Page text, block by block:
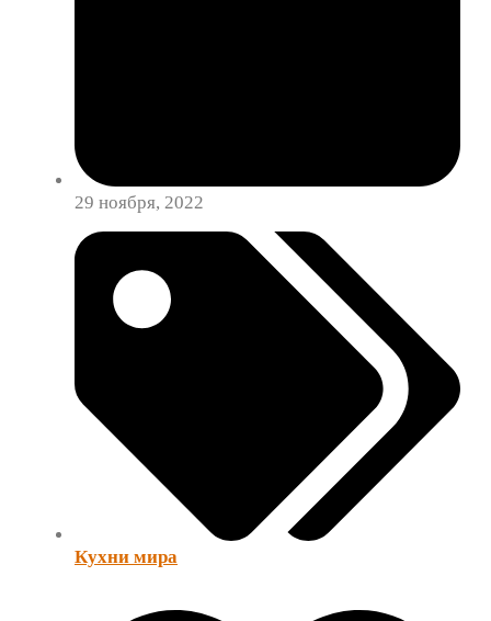
29 ноября, 2022
Кухни мира